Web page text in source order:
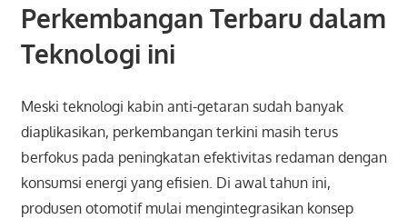
Perkembangan Terbaru dalam
Teknologi ini
Meski teknologi kabin anti-getaran sudah banyak
diaplikasikan, perkembangan terkini masih terus
berfokus pada peningkatan efektivitas redaman dengan
konsumsi energi yang efisien. Di awal tahun ini,
produsen otomotif mulai mengintegrasikan konsep